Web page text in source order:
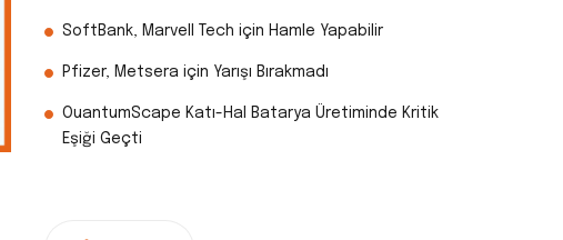
SoftBank, Marvell Tech için Hamle Yapabilir
Pfizer, Metsera için Yarışı Bırakmadı
OuantumScape Katı-Hal Batarya Üretiminde Kritik
Eşiği Geçti